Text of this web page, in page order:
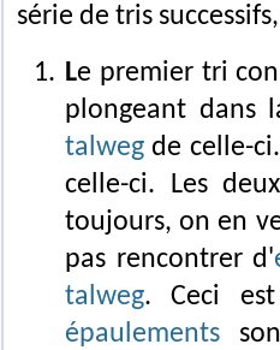
série de tris
Le premier tri consistera à ne retenir que les sites situés sur des arêtes
plongeant dans
talweg de celle-
celle-ci. Les
toujours, on en
pas rencontrer d'
talweg. Ceci
épaulements